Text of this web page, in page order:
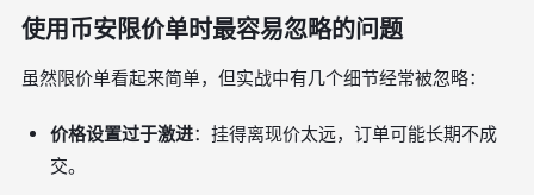
使用币安限价单时最容易忽略的问题
虽然限价单看起来简单，但实战中有几个细节经常被忽略：
价格设置过于激进：挂得离现价太远，订单可能长期不成
交。